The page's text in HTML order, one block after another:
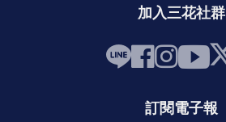
加入三花社群
訂閱電子報